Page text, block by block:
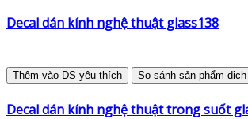
Decal dán kính nghệ thuật glass138
Thêm vào DS yêu thích So sánh sản phẩm
Decal dán kính nghệ thuật trong suốt